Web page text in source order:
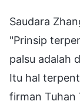
Saudara
"Prinsip
palsu adalah
Itu hal
firman Tuhan